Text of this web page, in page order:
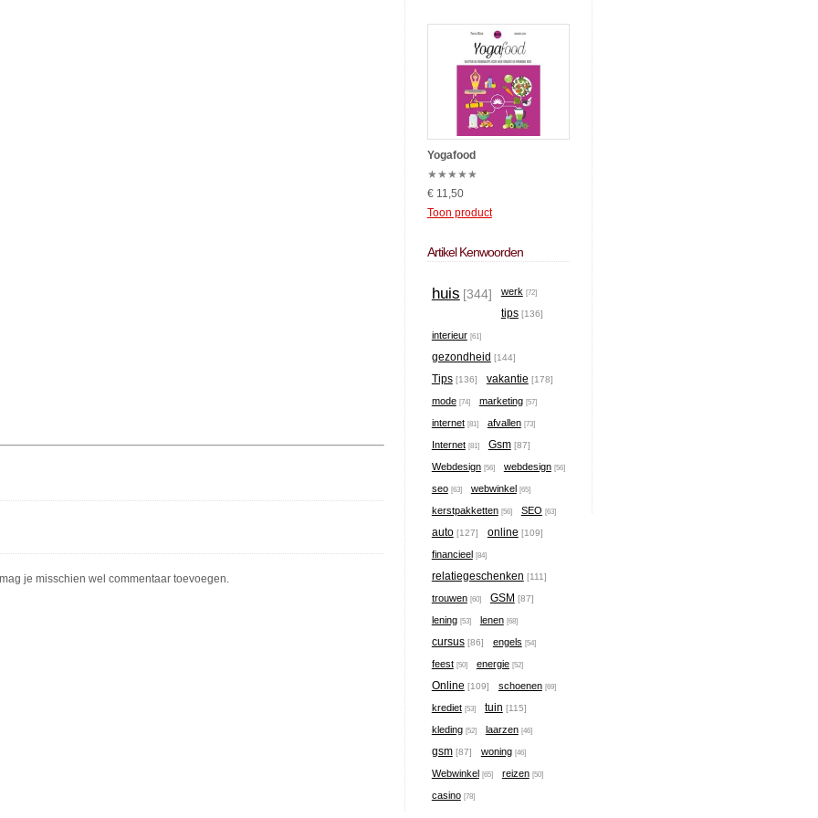
je misschien wel commentaar toevoegen.
Yogafood
★★★★★
€ 11,50
Toon product
Artikel Kenwoorden
huis [344] werk [72]
tips [136]
interieur [61]
gezondheid [144]
Tips [136] vakantie [178]
mode [74] marketing [57]
internet [81] afvallen [73]
Internet [81] Gsm [87]
Webdesign [56] webdesign [56]
seo [63] webwinkel [65]
kerstpakketten [56] SEO [63]
auto [127] online [109]
financieel [84]
relatiegeschenken [111]
trouwen [60] GSM [87]
lening [53] lenen [68]
cursus [86] engels [54]
feest [50] energie [52]
Online [109] schoenen [69]
krediet [53] tuin [115]
kleding [52] laarzen [46]
gsm [87] woning [46]
Webwinkel [65] reizen [50]
casino [78]